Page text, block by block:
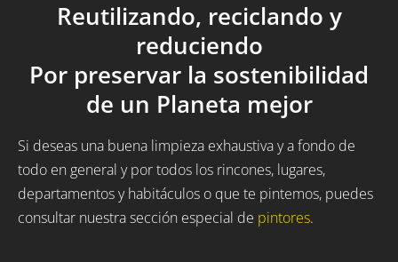
Reutilizando, reciclando y
reduciendo
Por preservar la sostenibilidad
de un Planeta mejor
Si deseas una buena limpieza exhaustiva y a fondo de
todo en general y por todos los rincones, lugares,
departamentos y habitáculos o que te pintemos, puedes
consultar nuestra sección especial de pintores.